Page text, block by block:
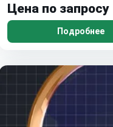
Цена по запросу
Подробнее